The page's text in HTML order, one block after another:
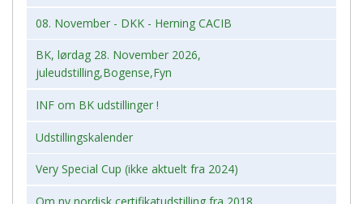
08. November - DKK - Herning CACIB
BK, lørdag 28. November 2026,
juleudstilling,Bogense,Fyn
INF om BK udstillinger !
Udstillingskalender
Very Special Cup (ikke aktuelt fra 2024)
Om ny nordisk certifikatudstilling fra 2018